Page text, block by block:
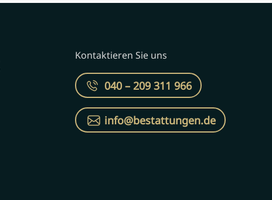
Kontaktieren Sie uns
040 – 209 311 966
info@bestattungen.de